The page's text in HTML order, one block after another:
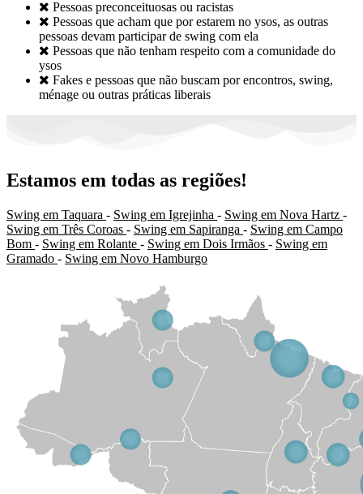
 Pessoas preconceituosas ou racistas
 Pessoas que acham que por estarem no ysos, as outras
pessoas devam participar de swing com ela
 Pessoas que não tenham respeito com a comunidade do
ysos
 Fakes e pessoas que não buscam por encontros, swing,
ménage ou outras práticas liberais
Estamos em todas as regiões!
Swing em Taquara - Swing em Igrejinha - Swing em Nova Hartz -
Swing em Três Coroas - Swing em Sapiranga - Swing em Campo
Bom - Swing em Rolante - Swing em Dois Irmãos - Swing em
Gramado - Swing em Novo Hamburgo